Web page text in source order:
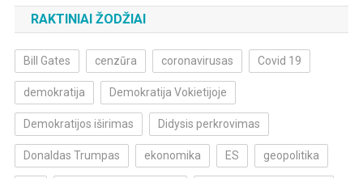
RAKTINIAI ŽODŽIAI
Bill Gates cenzūra coronavirusas Covid 19
demokratija Demokratija Vokietijoje
Demokratijos iširimas Didysis perkrovimas
Donaldas Trumpas ekonomika ES geopolitika